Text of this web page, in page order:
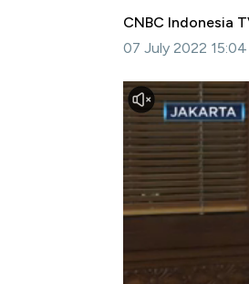
CNBC Indonesia
07 July 2022 15:04
Jakarta, CNBC
dalam upaya
Kepala Eksekutif
pengawasan
analisis data
(OSIDA).
melainkan
Seperti apa